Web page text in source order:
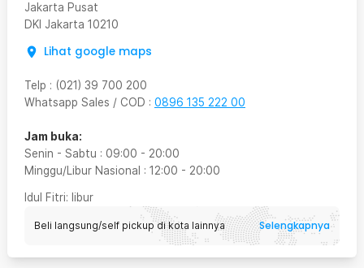
Jakarta Pusat
DKI Jakarta 10210
Lihat google maps
Telp : (021) 39 700 200
Whatsapp Sales / COD : 0896 135 222 00
Jam buka:
Senin - Sabtu : 09:00 - 20:00
Minggu/Libur Nasional : 12:00 - 20:00
Idul Fitri: libur
Beli langsung/self pickup di kota lainnya Selengkapnya